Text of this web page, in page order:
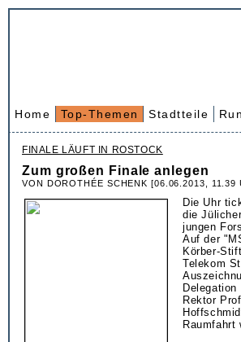
Home Top-Themen Stadtteile
FINALE LÄUFT IN ROSTOCK
Zum großen Finale anlegen
VON DOROTHÉE SCHENK [06.06.2013, 11.39
Die Uhr
die
jungen
Auf der
Körber-
Telekom
Rektor
Raumfahrt